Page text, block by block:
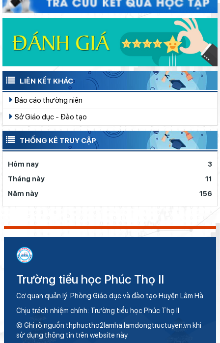
LIÊN KẾT KHÁC
Báo cáo thường niên
Sở Giáo dục - Đào tạo
THỐNG KÊ TRUY CẬP
Hôm nay
3
Tháng này
11
Năm này
156
Trường tiểu học Phúc Thọ II
Cơ quan quản lý: Phòng Giáo dục và đào tạo Huyện Lâm Hà
Chịu trách nhiệm chính: Trường tiểu học Phúc Thọ II
© Ghi rõ nguồn thphuctho2lamha.lamdongtructuyen.vn khi
sử dụng thông tin trên website này